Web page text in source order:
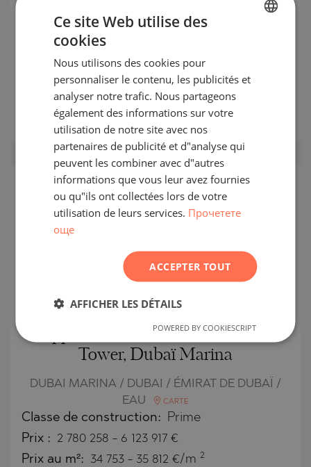
Marina Residences, Dubaï Marina
DUBAI MARINA / DUBAI / ÉMIRAT DE DUBAÏ /
EAU
CARTE
Classe de construction: Prime
: 4 239 635-8 479 269€
Prix au m²:
7 000 - 7 354 €/m 2
Appartements à vendre à Cavalli
Tower, Dubaï Marina
DUBAI MARINA / DUBAI / ÉMIRAT DE DUBAÏ /
EAU
CARTE
Classe de construction: Prime
Prix : 2 780 258 - 6 123 917 €
Prix au m²: 34 753 - 35 812 €/m 2
GERMAN
ROMANIAN
Ce site Web utilise des
cookies
Nous utilisons des cookies pour
personnaliser le contenu, les publicités et
analyser notre trafic. Nous partageons
également des informations sur votre
utilisation de notre site avec nos
partenaires de publicité et d"analyse qui
peuvent les combiner avec d"autres
informations que vous leur avez fournies
ou qu"ils ont collectées lors de votre
utilisation de leurs services. Прочетете
още
ACCEPTER TOUT
AFFICHER LES DÉTAILS
POWERED BY COOKIESCRIPT